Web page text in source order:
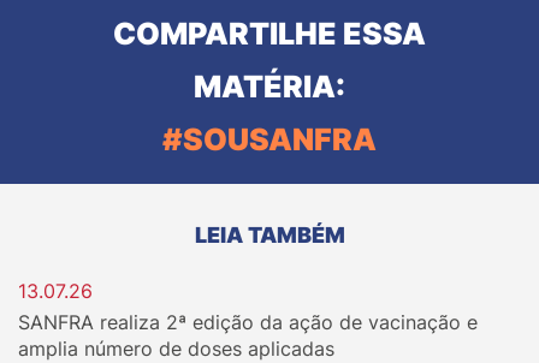
COMPARTILHE ESSA
MATÉRIA:
#SOUSANFRA
LEIA TAMBÉM
13.07.26
SANFRA realiza 2ª edição da ação de vacinação e
amplia número de doses aplicadas